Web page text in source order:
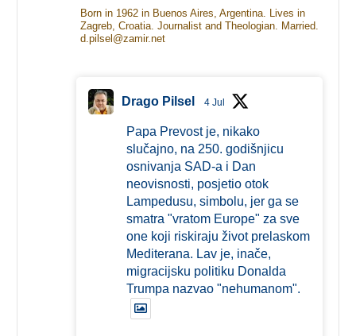
Born in 1962 in Buenos Aires, Argentina. Lives in
Zagreb, Croatia. Journalist and Theologian. Married.
d.pilsel@zamir.net
Drago Pilsel 4 Jul
Papa Prevost je, nikako
slučajno, na 250. godišnjicu
osnivanja SAD-a i Dan
neovisnosti, posjetio otok
Lampedusu, simbolu, jer ga se
smatra "vratom Europe" za sve
one koji riskiraju život prelaskom
Mediterana. Lav je, inače,
migracijsku politiku Donalda
Trumpa nazvao "nehumanom".